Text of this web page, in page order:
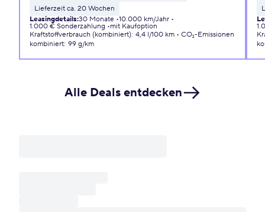
Lieferzeit ca. 20 Wochen
Leasingdetails:30 Monate 10.000 km/Jahr
1.000 € Sonderzahlung
mit Kaufoption
Kraftstoffverbrauch (kombiniert): 4,4 l/100 km
CO₂-Emissionen
kombiniert: 99 g/km
Alle Deals entdecken